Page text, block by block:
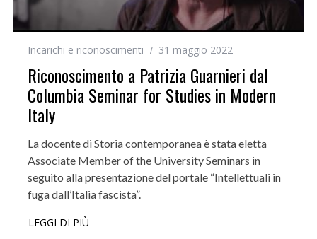
Incarichi e riconoscimenti 31 maggio 2022
Riconoscimento a Patrizia Guarnieri dal
Columbia Seminar for Studies in Modern
Italy
La docente di Storia contemporanea è stata eletta
Associate Member of the University Seminars in
seguito alla presentazione del portale “Intellettuali in
fuga dall’Italia fascista”.
LEGGI DI PIÙ